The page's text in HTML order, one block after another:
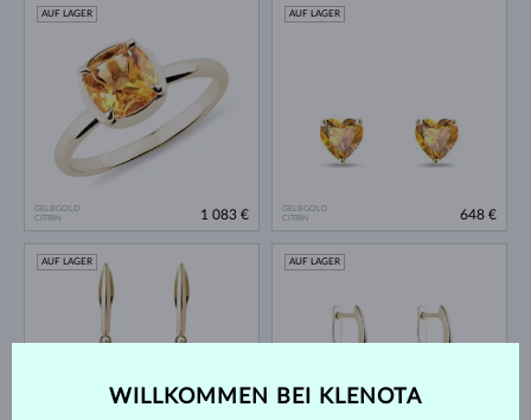
GELBGOLD
CITRIN
AUF LAGER
1 083 €
GELBGOLD
CITRIN
AUF LAGER
648 €
AUF LAGER AUF LAGER
WILLKOMMEN BEI KLENOTA